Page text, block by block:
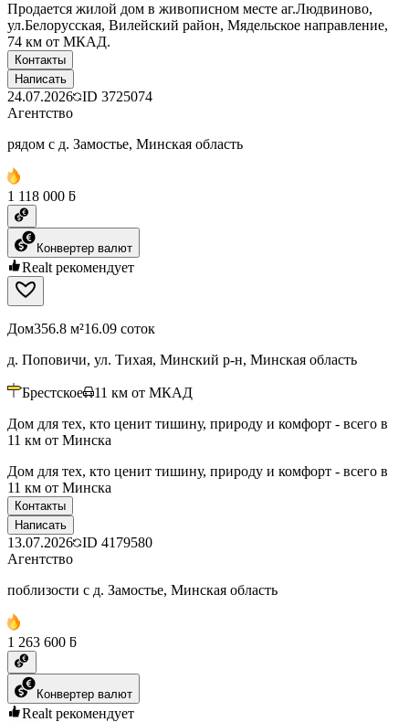
Продается жилой дом в живописном месте аг.Людвиново,
ул.Белорусская, Вилейский район, Мядельское направление,
74 км от МКАД.
Контакты
Написать
24.07.2026 ID 3725074
Агентство
рядом с д. Замостье, Минская область
1 118 000 ƃ
Конвертер валют
Realt рекомендует
Дом356.8 м²16.09 соток
д. Поповичи, ул. Тихая, Минский р-н, Минская область
Брестское 11 км от МКАД
Дом для тех, кто ценит тишину, природу и комфорт - всего в
11 км от Минска
Дом для тех, кто ценит тишину, природу и комфорт - всего в
11 км от Минска
Контакты
Написать
13.07.2026 ID 4179580
Агентство
поблизости с д. Замостье, Минская область
1 263 600 ƃ
Конвертер валют
Realt рекомендует